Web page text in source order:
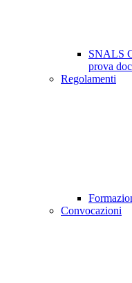
SNALS
prova
Regolamenti
Convocazioni